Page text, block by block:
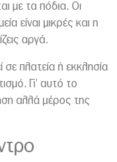
με τα πόδια. Οι
είναι μικρές και η
αργά.
πλατεία ή εκκλησία
Γι’ αυτό το
αλλά μέρος της